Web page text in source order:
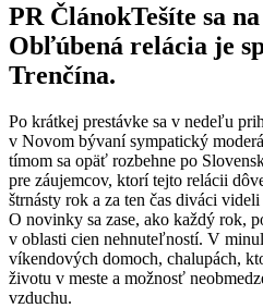
PR ČlánokTešíte sa
Obľúbená relácia je
Trenčína.
Po krátkej prestávke sa v nedeľu
v Novom bývaní sympatický
tímom sa opäť rozbehne po
pre záujemcov, ktorí tejto relácii
štrnásty rok a za ten čas diváci
O novinky sa zase, ako každý rok,
v oblasti cien nehnuteľností. V
víkendových domoch, chalupách,
životu v meste a možnosť
vzduchu.